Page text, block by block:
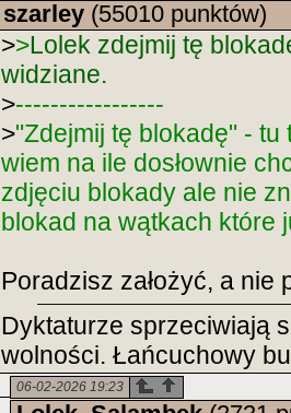
szarley (55010 punktów)
>>Lolek zdejmij tę
widziane.
>-----------------
>"Zdejmij tę blokadę" -
wiem na ile dosłownie
zdjęciu blokady ale nie
blokad na wątkach które
Poradzisz założyć, a nie
Dyktaturze sprzeciwiają
wolności. Łańcuchowy
06-02-2026 19:23